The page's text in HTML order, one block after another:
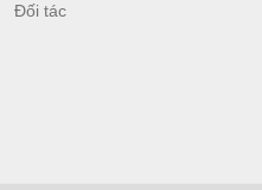
Đối tác